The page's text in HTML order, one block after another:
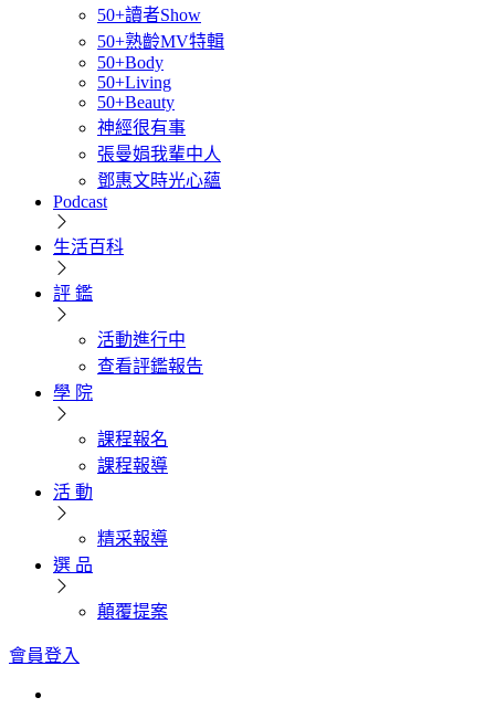
50+讀者Show
50+熟齡MV特輯
50+Body
50+Living
50+Beauty
神經很有事
張曼娟我輩中人
鄧惠文時光心蘊
Podcast
生活百科
評 鑑
活動進行中
查看評鑑報告
學 院
課程報名
課程報導
活 動
精采報導
選 品
顛覆提案
會員登入